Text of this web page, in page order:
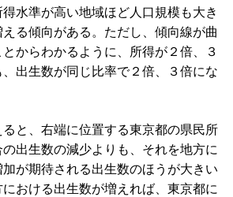
水準が高い地域ほど人口規模も大き
る傾向がある。ただし、傾向線が曲
からわかるように、所得が２倍、３
出生数が同じ比率で２倍、３倍にな
と、右端に位置する東京都の県民所
出生数の減少よりも、それを地方に
が期待される出生数のほうが大きい
おける出生数が増えれば、東京都に